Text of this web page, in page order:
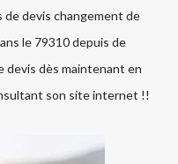
de devis changement de
le 79310 depuis de
devis dès maintenant en
son site internet !!